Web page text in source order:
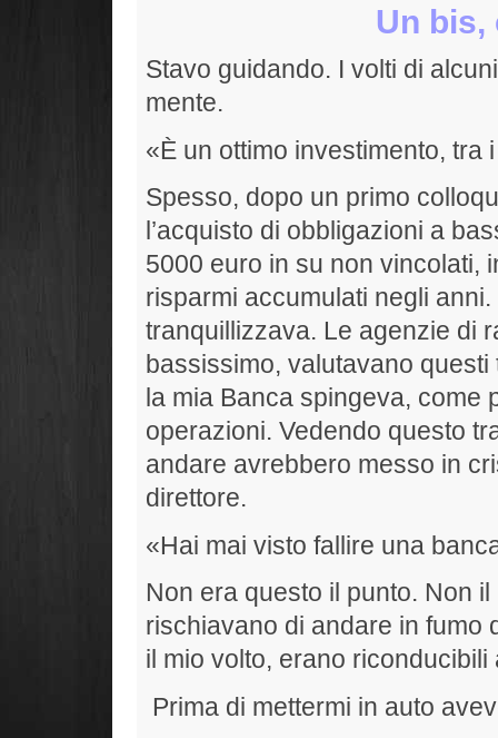
Un bis,
Stavo guidando. I volti di
mente.
«È un ottimo investimento, tra
Spesso, dopo un primo
l’acquisto di obbligazioni a
5000 euro in su non vincolati,
risparmi accumulati negli
tranquillizzava. Le agenzie di
bassissimo, valutavano
la mia Banca spingeva, come
operazioni. Vedendo questo
andare avrebbero messo in
direttore.
«Hai mai visto fallire una
Non era questo il punto. Non
rischiavano di andare in fumo
il mio volto, erano
Prima di mettermi in auto